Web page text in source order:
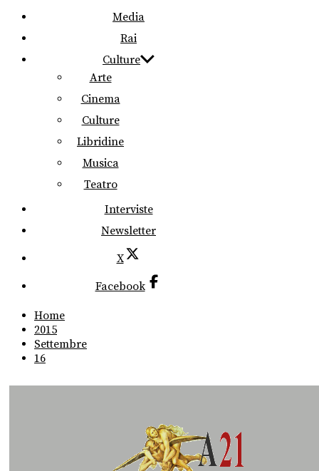
Media
Rai
Culture
Arte
Cinema
Culture
Libridine
Musica
Teatro
Interviste
Newsletter
X
Facebook
Home
2015
Settembre
16